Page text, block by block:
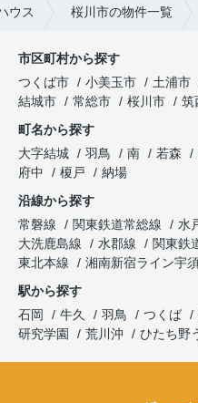
ウス 桜川市の物件一覧
市区町村から探す
つくば市
小美玉市 土浦市
結城市
常総市 桜川市
筑
町名から探す
大字結城
羽鳥 南 若森
府中
榎戸
納場
沿線から探す
常磐線
関東鉄道常総線 水
大洗鹿島線
水郡線 関東鉄
東北本線
湘南新宿ライン宇
駅から探す
石岡
牛久 羽鳥 つくば
研究学園
荒川沖 ひたち野